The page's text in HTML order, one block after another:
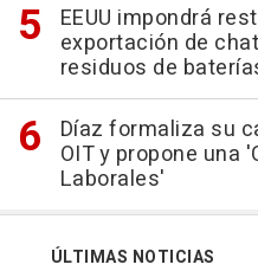
EEUU impondrá
exportación de
residuos de
Díaz formaliza su
OIT y propone una
Laborales'
ÚLTIMAS NOTICIAS